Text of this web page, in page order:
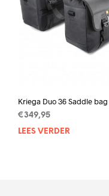
Kriega Duo 36 Saddle bag
€349,95
LEES VERDER